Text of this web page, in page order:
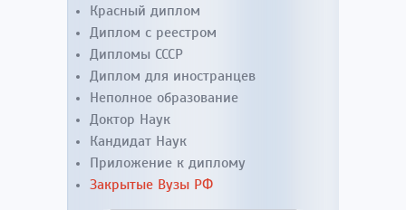
Красный диплом
Диплом с реестром
Дипломы СССР
Диплом для иностранцев
Неполное образование
Доктор Наук
Кандидат Наук
Приложение к диплому
Закрытые Вузы РФ